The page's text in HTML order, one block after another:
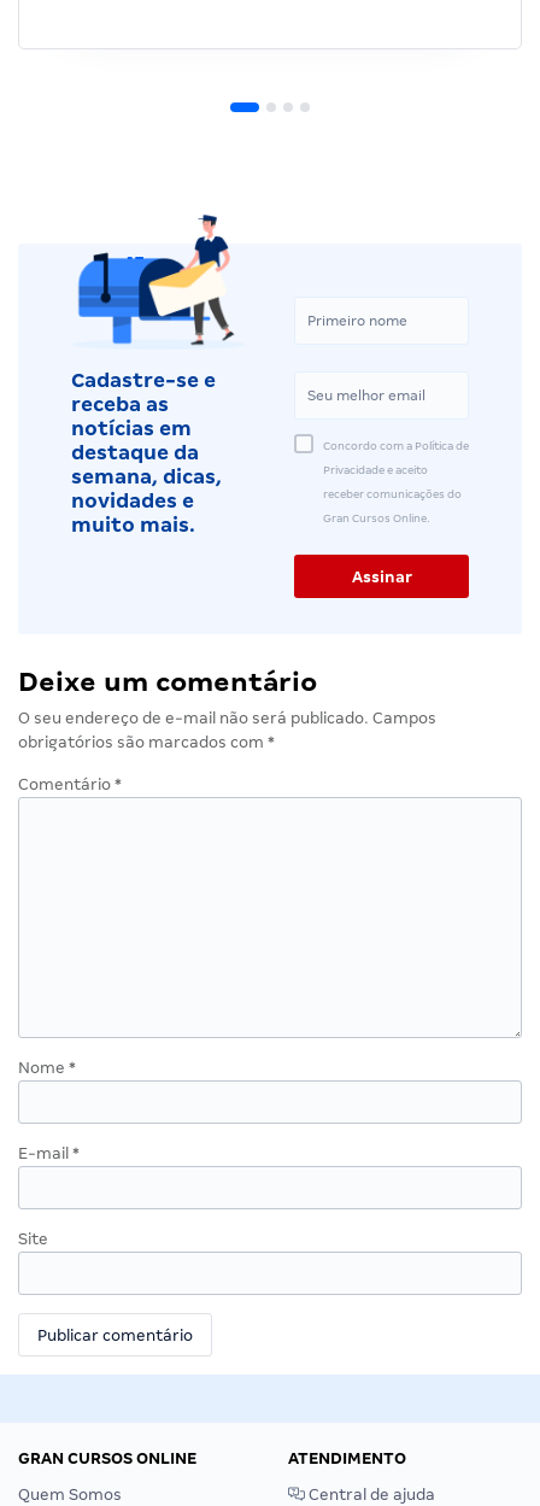
Cadastre-se e
receba as
notícias em
destaque da
semana, dicas,
novidades e
muito mais.
Concordo com a Política de
Privacidade e aceito
receber comunicações do
Gran Cursos Online.
Deixe um comentário
O seu endereço de e-mail não será publicado. Campos
obrigatórios são marcados com *
Comentário *
Nome *
E-mail *
Site
GRAN CURSOS ONLINE
Quem Somos
ATENDIMENTO
Central de ajuda